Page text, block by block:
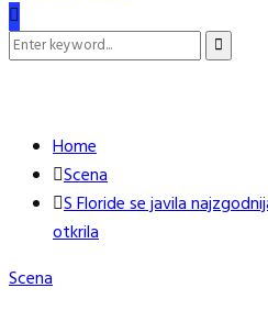
Search
Search
Home
Scena
S Floride se javila
otkrila
Scena